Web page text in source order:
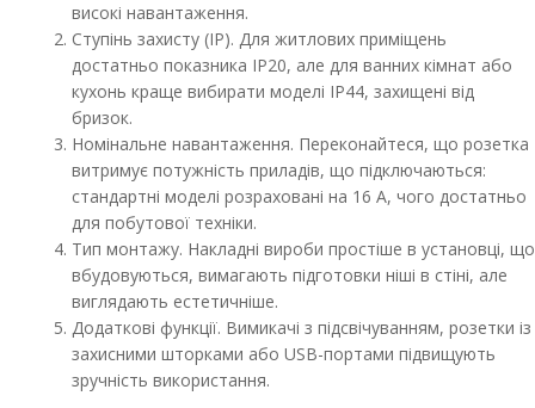
Розетка EL-BI VEGA біла 1-на з заземленням + 2USB
(Type C+A)
Наявність: В наявності
високі навантаження.
Ступінь захисту (ІР). Для житлових приміщень
достатньо показника IP20, але для ванних кімнат або
кухонь краще вибирати моделі IP44, захищені від
бризок.
Номінальне навантаження. Переконайтеся, що розетка
витримує потужність приладів, що підключаються:
стандартні моделі розраховані на 16 А, чого достатньо
для побутової техніки.
Тип монтажу. Накладні вироби простіше в установці, що
вбудовуються, вимагають підготовки ніші в стіні, але
виглядають естетичніше.
Додаткові функції. Вимикачі з підсвічуванням, розетки із
захисними шторками або USB-портами підвищують
зручність використання.